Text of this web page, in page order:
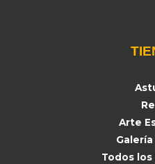
Arte
Todos